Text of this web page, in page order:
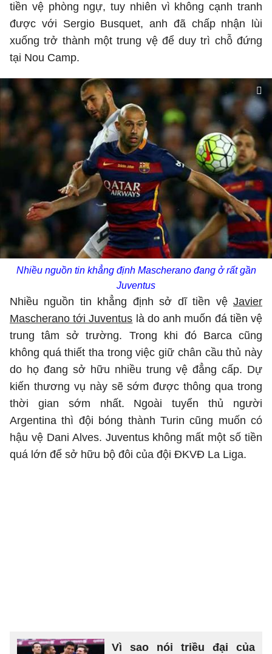
tiền vệ phòng ngự, tuy nhiên vì không cạnh tranh
được với Sergio Busquet, anh đã chấp nhận lùi
xuống trở thành một trung vệ để duy trì chỗ đứng
tại Nou Camp.
Nhiều nguồn tin khẳng định Mascherano đang ở rất gần
Juventus
Nhiều nguồn tin khẳng định sở dĩ tiền vệ Javier
Mascherano tới Juventus là do anh muốn đá tiền vệ
trung tâm sở trường. Trong khi đó Barca cũng
không quá thiết tha trong việc giữ chân cầu thủ này
do họ đang sở hữu nhiều trung vệ đẳng cấp. Dự
kiến thương vụ này sẽ sớm được thông qua trong
thời gian sớm nhất. Ngoài tuyển thủ người
Argentina thì đội bóng thành Turin cũng muốn có
hậu vệ Dani Alves. Juventus không mất một số tiền
quá lớn để sở hữu bộ đôi của đội ĐKVĐ La Liga.
Vì sao nói triều đại của